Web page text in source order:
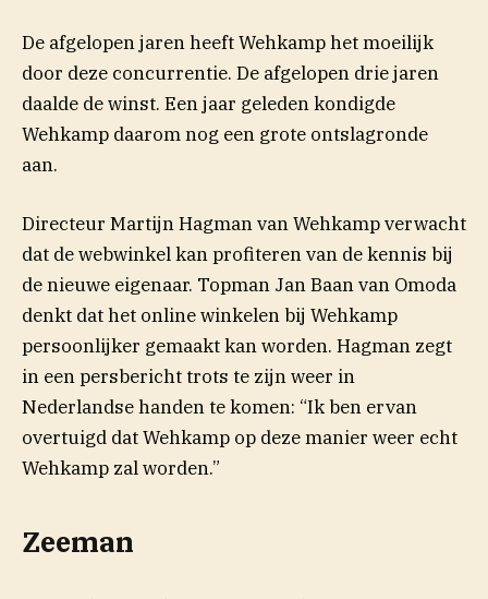
De afgelopen jaren heeft Wehkamp het moeilijk
door deze concurrentie. De afgelopen drie jaren
daalde de winst. Een jaar geleden kondigde
Wehkamp daarom nog een grote ontslagronde
aan.
Directeur Martijn Hagman van Wehkamp verwacht
dat de webwinkel kan profiteren van de kennis bij
de nieuwe eigenaar. Topman Jan Baan van Omoda
denkt dat het online winkelen bij Wehkamp
persoonlijker gemaakt kan worden. Hagman zegt
in een persbericht trots te zijn weer in
Nederlandse handen te komen: “Ik ben ervan
overtuigd dat Wehkamp op deze manier weer echt
Wehkamp zal worden.”
Zeeman